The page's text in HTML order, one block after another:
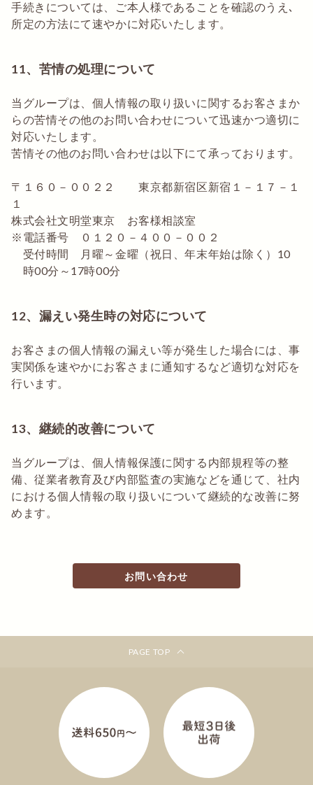
手続きについては、ご本人様であることを確認のうえ､
所定の方法にて速やかに対応いたします。
11、苦情の処理について
当グループは、個人情報の取り扱いに関するお客さまか
らの苦情その他のお問い合わせについて迅速かつ適切に
対応いたします。
苦情その他のお問い合わせは以下にて承っております。
〒１６０－００２２ 東京都新宿区新宿１－１７－１
１
株式会社文明堂東京 お客様相談室
電話番号 ０１２０－４００－００２
受付時間 月曜～金曜（祝日、年末年始は除く）10
時00分～17時00分
12、漏えい発生時の対応について
お客さまの個人情報の漏えい等が発生した場合には、事
実関係を速やかにお客さまに通知するなど適切な対応を
行います。
13、継続的改善について
当グループは、個人情報保護に関する内部規程等の整
備、従業者教育及び内部監査の実施などを通じて、社内
における個人情報の取り扱いについて継続的な改善に努
めます。
お問い合わせ
PAGE TOP